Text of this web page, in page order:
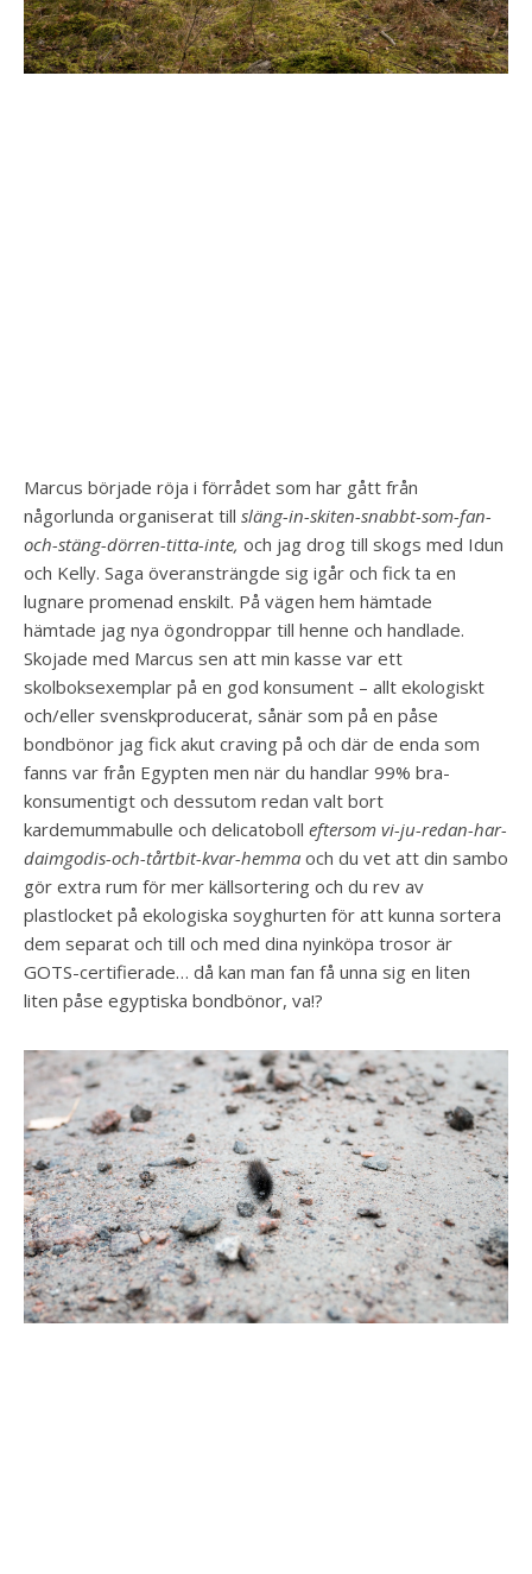
Marcus började röja i förrådet som har gått från
någorlunda organiserat till släng-in-skiten-snabbt-som-fan-
och-stäng-dörren-titta-inte, och jag drog till skogs med Idun
och Kelly. Saga överansträngde sig igår och fick ta en
lugnare promenad enskilt. På vägen hem hämtade
hämtade jag nya ögondroppar till henne och handlade.
Skojade med Marcus sen att min kasse var ett
skolboksexemplar på en god konsument – allt ekologiskt
och/eller svenskproducerat, sånär som på en påse
bondbönor jag fick akut craving på och där de enda som
fanns var från Egypten men när du handlar 99% bra-
konsumentigt och dessutom redan valt bort
kardemummabulle och delicatoboll eftersom vi-ju-redan-har-
daimgodis-och-tårtbit-kvar-hemma och du vet att din sambo
gör extra rum för mer källsortering och du rev av
plastlocket på ekologiska soyghurten för att kunna sortera
dem separat och till och med dina nyinköpa trosor är
GOTS-certifierade… då kan man fan få unna sig en liten
liten påse egyptiska bondbönor, va!?